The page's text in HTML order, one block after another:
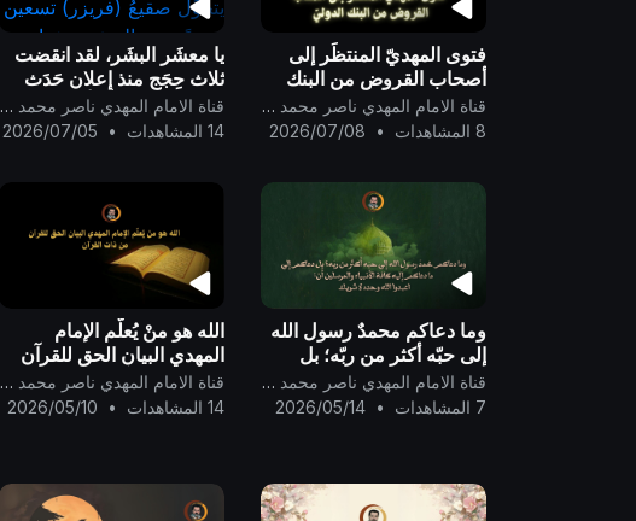
فتوى المهديّ المنتظَر إلى
أصحاب القروض من البنك
الدوليّ ..
قناة الامام المهدي ناصر محمد اليماني
8 المشاهدات
•
2026/07/08
يا معشَر البشَر، لقد انقضت
ثلاث حِجَجٍ منذ إعلان حَدَث
المُستَحيل علميًّا: أن يتحوَّل
صقيعُ (فريزر) تسعين درجةً
قناة الامام المهدي ناصر محمد اليماني
14 المشاهدات
•
2026/07/05
وما دعاكم محمدٌ رسول الله
إلى حبّه أكثر من ربّه؛ بل
دعاكم إلى ما دعاكم إليه
كافة الأنبياء والمرسلين
قناة الامام المهدي ناصر محمد اليماني
7 المشاهدات
•
2026/05/14
الله هو منْ يُعلّم الإمام
المهدي البيان الحق للقرآن
من ذات القرآن ..
قناة الامام المهدي ناصر محمد اليماني
14 المشاهدات
•
2026/05/10